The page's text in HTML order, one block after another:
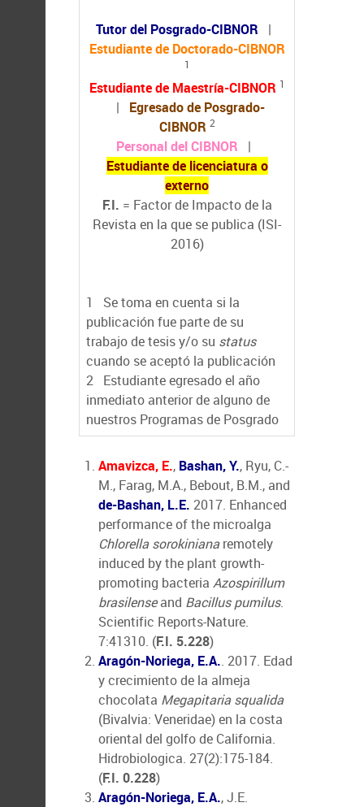
Tutor del Posgrado-CIBNOR
|
Estudiante de Doctorado-CIBNOR
1
Estudiante de Maestría-CIBNOR 1
| Egresado de Posgrado-
CIBNOR 2
Personal del CIBNOR |
Estudiante de licenciatura o
externo
F.I. = Factor de Impacto de la
Revista en la que se publica (ISI-
2016)
1
Se toma en cuenta si la
publicación fue parte de su
trabajo de tesis y/o su status
cuando se aceptó la publicación
2 Estudiante egresado el año
inmediato anterior de alguno de
nuestros Programas de Posgrado
Amavizca, E., Bashan, Y., Ryu, C.-
M., Farag, M.A., Bebout, B.M., and
de-Bashan, L.E. 2017. Enhanced
performance of the microalga
Chlorella sorokinianaremotely
induced by the plant growth-
promoting bacteria Azospirillum
brasilenseand Bacillus pumilus.
Scientific Reports-Nature.
7:41310. (F.I. 5.228)
Aragón-Noriega, E.A.. 2017. Edad
y crecimiento de la almeja
chocolata Megapitaria squalida
(Bivalvia: Veneridae) en la costa
oriental del golfo de California.
Hidrobiologica. 27(2):175-184.
(F.I. 0.228)
Aragón-Noriega, E.A., J.E.